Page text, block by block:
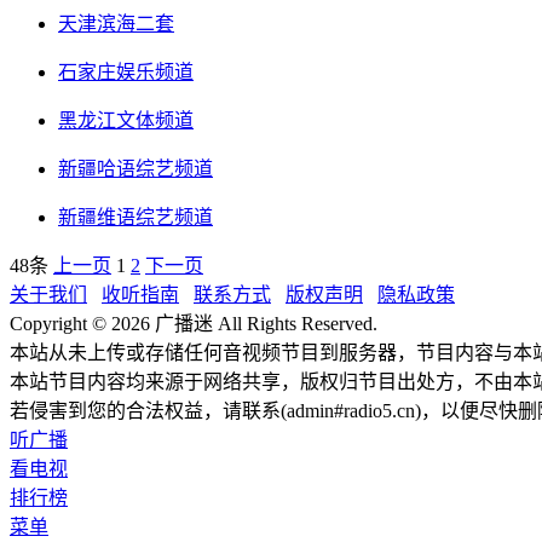
天津滨海二套
石家庄娱乐频道
黑龙江文体频道
新疆哈语综艺频道
新疆维语综艺频道
48条 上一页 1 2 下一页
关于我们
收听指南 联系方式 版权声明
隐私政策
Copyright © 2026 广播迷 All Rights Reserved.
本站从未上传或存储任何音视频节目到服务器，节目内容与本
本站节目内容均来源于网络共享，版权归节目出处方，不由本
若侵害到您的合法权益，请联系(admin#radio5.cn)，以便尽快删
听广播
看电视
排行榜
菜单